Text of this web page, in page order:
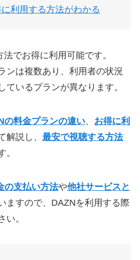
利用する方法がわかる
でお得に利用可能です。
ンは複数あり、利用者の状況
ているプランが異なります。
の料金プランの違い、 お得に利
解説し、 最安で視聴する方法
。
の支払い方法や他社サービスと
ますので、DAZNを利用する際
い。